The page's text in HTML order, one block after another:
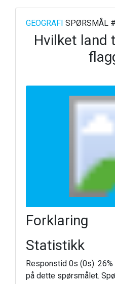
GEOGRAFI SPØRSMÅL
Hvilket land
Forklaring
Statistikk
Responstid 0s (0s).
på dette spørsmålet.